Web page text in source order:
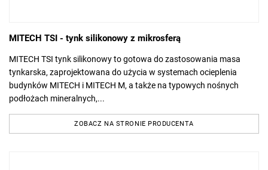
MITECH TSI - tynk silikonowy z mikrosferą
MITECH TSI tynk silikonowy to gotowa do zastosowania masa
tynkarska, zaprojektowana do użycia w systemach ocieplenia
budynków MITECH i MITECH M, a także na typowych nośnych
podłożach mineralnych,...
ZOBACZ NA STRONIE PRODUCENTA